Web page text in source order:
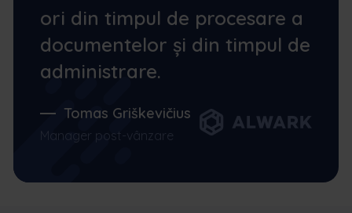
ori din timpul de procesare a
documentelor și din timpul de
administrare.
Tomas Griškevičius
Manager post-vânzare